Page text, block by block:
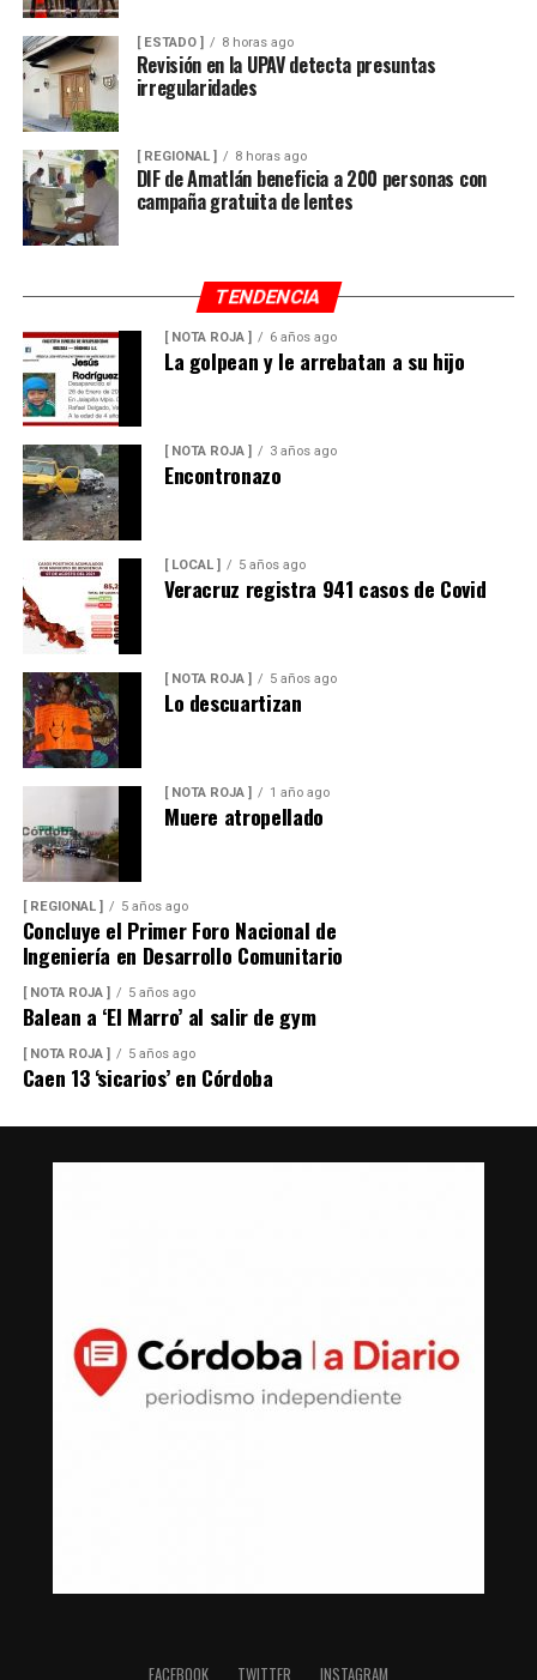
[ ESTADO ] 8 horas ago
Revisión en la UPAV detecta presuntas
irregularidades
[ REGIONAL ] 8 horas ago
DIF de Amatlán beneficia a 200 personas con
campaña gratuita de lentes
TENDENCIA
[ NOTA ROJA ] 6 años ago
La golpean y le arrebatan a su hijo
[ NOTA ROJA ] 3 años ago
Encontronazo
[ LOCAL ] 5 años ago
Veracruz registra 941 casos de Covid
[ NOTA ROJA ] 5 años ago
Lo descuartizan
[ NOTA ROJA ] 1 año ago
Muere atropellado
[ REGIONAL ] 5 años ago
Concluye el Primer Foro Nacional de
Ingeniería en Desarrollo Comunitario
[ NOTA ROJA ] 5 años ago
Balean a ‘El Marro’ al salir de gym
[ NOTA ROJA ] 5 años ago
Caen 13 ‘sicarios’ en Córdoba
FACEBOOK TWITTER INSTAGRAM